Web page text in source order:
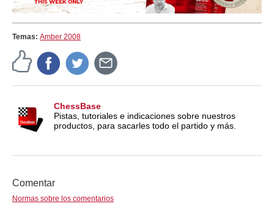
Temas: Amber 2008
ChessBase
Pistas, tutoriales e indicaciones sobre nuestros
productos, para sacarles todo el partido y más.
Comentar
Normas sobre los comentarios